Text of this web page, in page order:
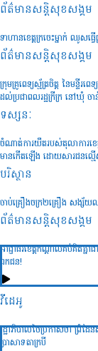
ព័ត៌មានសន្តិសុខ​សង្គម
ទាហានខេត្តក្រចេះម្នាក់ ឈូសធ្វ
ព័ត៌មានសន្តិសុខ​សង្គម
ក្រុមគ្រូពេទ្យស្ម័ត្រចិត្ត នៃមន្
ដល់ប្រជាពលរដ្ឋក្រីក្រ នៅឃុំ ច
ទស្សនៈ
ចំណាត់ការយឺតរបស់តុលាការខេត្
មានកើតឡើង ដោយសារជនល្
បរិស្ថាន
ចាប់គ្រឿងចក្រ២គ្រឿង សង្ស័យ
ព័ត៌មានសន្តិសុខ​សង្គម
អាជ្ញាធរខេត្តកណ្តាលគប់គិតគ្
ឯកជន!
វីដេអូ
រដ្ឋាភិបាលថៃប្រកាសថា ព្រំ
ប្រាសាទតាក្របី